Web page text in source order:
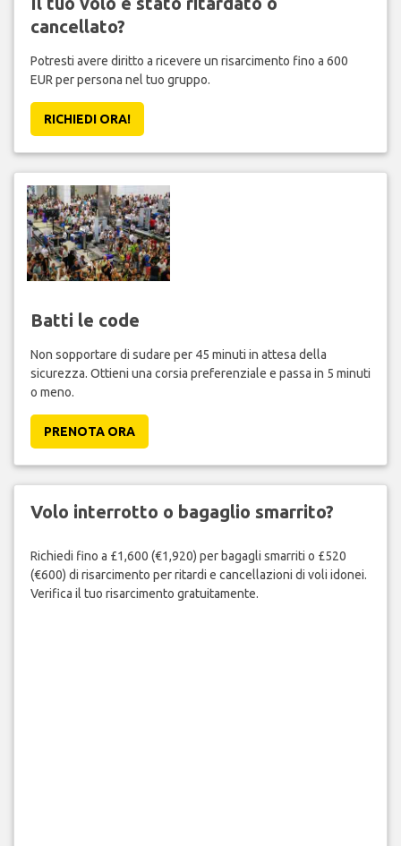
cancellato?
Potresti avere diritto a ricevere un risarcimento fino a 600
EUR per persona nel tuo gruppo.
RICHIEDI ORA!
Batti le code
Non sopportare di sudare per 45 minuti in attesa della
sicurezza. Ottieni una corsia preferenziale e passa in 5 minuti
o meno.
PRENOTA ORA
Volo interrotto o bagaglio smarrito?
Richiedi fino a £1,600 (€1,920) per bagagli smarriti o £520
(€600) di risarcimento per ritardi e cancellazioni di voli idonei.
Verifica il tuo risarcimento gratuitamente.